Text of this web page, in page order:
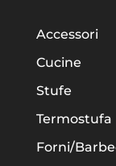
Accessori
Cucine
Stufe
Termostufa
Forni/